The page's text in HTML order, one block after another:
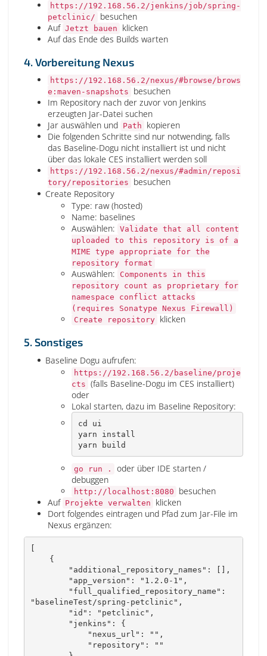
https://192.168.56.2/jenkins/job/spring-
petclinic/
besuchen
Auf Jetzt bauen
klicken
Auf das Ende des Builds warten
4. Vorbereitung Nexus
https://192.168.56.2/nexus/#browse/brows
e:maven-snapshots
besuchen
Im Repository nach der zuvor von Jenkins
erzeugten Jar-Datei suchen
Jar auswählen und Path
kopieren
Die folgenden Schritte sind nur notwending, falls
das Baseline-Dogu nicht installiert ist und nicht
über das lokale CES installiert werden soll
https://192.168.56.2/nexus/#admin/reposi
tory/repositories
besuchen
Create Repository
Type: raw (hosted)
Name: baselines
Auswählen: Validate that all content
uploaded to this repository is of a
MIME type appropriate for the
repository format
Auswählen:
Components in this
repository count as proprietary for
namespace conflict attacks
(requires Sonatype Nexus Firewall)
Create repository klicken
5. Sonstiges
Baseline Dogu aufrufen:
https://192.168.56.2/baseline/proje
cts (falls Baseline-Dogu im CES installiert)
oder
Lokal starten, dazu im Baseline Repository:
cd
yarn
install
yarn build
go run .
oder über IDE starten /
debuggen
http://localhost:8080
besuchen
Auf Projekte verwalten
klicken
Dort folgendes eintragen und Pfad zum Jar-File im
Nexus ergänzen:
[
"baselineTest/spring-petclinic",